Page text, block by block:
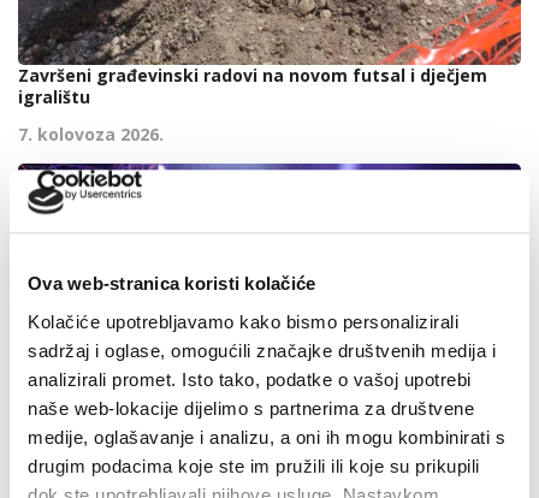
Ova web-stranica koristi kolačiće
Kolačiće upotrebljavamo kako bismo personalizirali
sadržaj i oglase, omogućili značajke društvenih medija i
analizirali promet. Isto tako, podatke o vašoj upotrebi
naše web-lokacije dijelimo s partnerima za društvene
medije, oglašavanje i analizu, a oni ih mogu kombinirati s
drugim podacima koje ste im pružili ili koje su prikupili
Završeni građevinski radovi na novom futsal i dječjem
igralištu
7. kolovoza 2026.